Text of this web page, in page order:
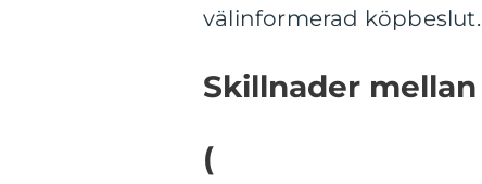
välinformerad köpbeslut.
Skillnader
(